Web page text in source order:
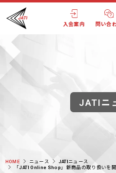
入会案内 問い合
JATIニ
HOME ニュース
JATIニュース
「JATI Online Shop」新商品の取り扱いを